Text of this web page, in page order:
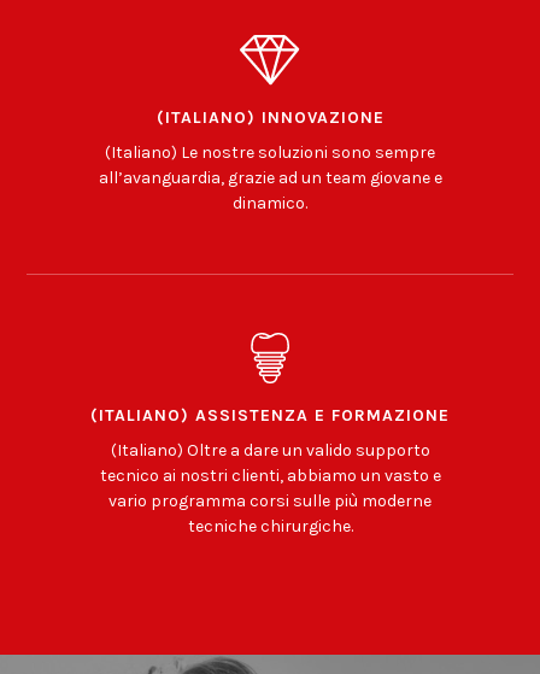
(ITALIANO) INNOVAZIONE
(Italiano) Le nostre soluzioni sono sempre
all’avanguardia, grazie ad un team giovane e
dinamico.
(ITALIANO) ASSISTENZA E FORMAZIONE
(Italiano) Oltre a dare un valido supporto
tecnico ai nostri clienti, abbiamo un vasto e
vario programma corsi sulle più moderne
tecniche chirurgiche.